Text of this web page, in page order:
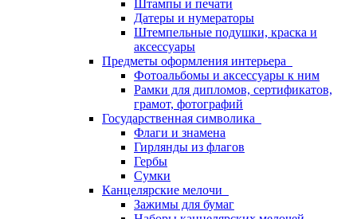
Штампы и печати
Датеры и нумераторы
Штемпельные подушки, краска и
аксессуары
Предметы оформления интерьера
Фотоальбомы и аксессуары к ним
Рамки для дипломов, сертификатов,
грамот, фотографий
Государственная символика
Флаги и знамена
Гирлянды из флагов
Гербы
Сумки
Канцелярские мелочи
Зажимы для бумаг